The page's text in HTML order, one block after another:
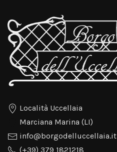
Località Uccellaia
Marciana Marina (LI)
info@borgodelluccellaia.it
(+39) 379 1821218